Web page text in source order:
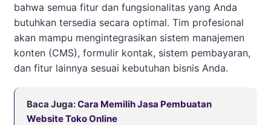
bahwa semua fitur dan fungsionalitas yang Anda
butuhkan tersedia secara optimal. Tim profesional
akan mampu mengintegrasikan sistem manajemen
konten (CMS), formulir kontak, sistem pembayaran,
dan fitur lainnya sesuai kebutuhan bisnis Anda.
Baca Juga:Cara Memilih Jasa Pembuatan
Website Toko Online